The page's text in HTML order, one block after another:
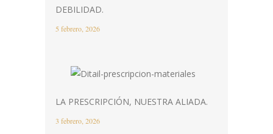
DEBILIDAD.
5 febrero, 2026
LA PRESCRIPCIÓN, NUESTRA ALIADA.
3 febrero, 2026